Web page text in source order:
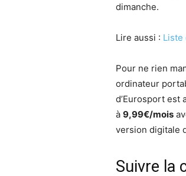
dimanche.
Lire aussi : Liste
Pour ne rien
ordinateur
d’Eurosport est
à 9,99€/mois
version digitale
Suivre la